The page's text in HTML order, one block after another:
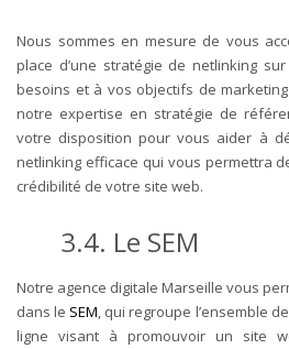
Nous sommes en mesure de vous
place d’une stratégie de netlinking
besoins et à vos objectifs de
notre expertise en stratégie de
votre disposition pour vous aider à
netlinking efficace qui vous permettra
crédibilité de votre site web.
3.4. Le SEM
Notre agence digitale Marseille vous
dans le SEM , qui regroupe l’ensemble
ligne visant à promouvoir un site